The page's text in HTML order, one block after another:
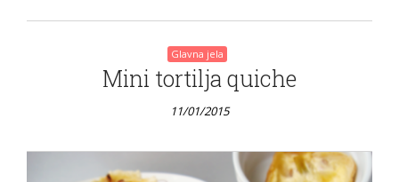
Glavna jela
Mini tortilja quiche
11/01/2015